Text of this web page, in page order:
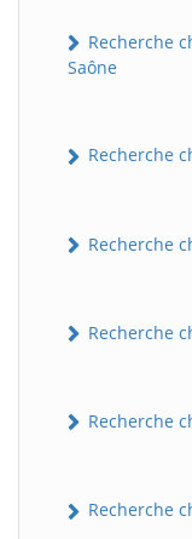
Recherche
Saône
Recherche
Recherche
Recherche
Recherche
Recherche